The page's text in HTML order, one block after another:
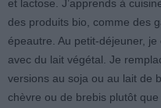
et lactose. J’apprends à
des produits bio, comme des
épeautre. Au petit-déjeuner,
avec du lait végétal. Je
versions au soja ou au lait de
chèvre ou de brebis plutôt que